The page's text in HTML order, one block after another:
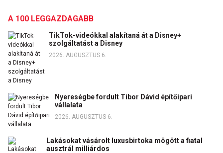
A 100 LEGGAZDAGABB
TikTok-videókkal alakítaná át a Disney+
szolgáltatást a Disney
2026. AUGUSZTUS 6.
Nyereségbe fordult Tibor Dávid építőipari
vállalata
2026. AUGUSZTUS 6.
Lakásokat vásárolt luxusbirtoka mögött a fiatal
ausztrál milliárdos